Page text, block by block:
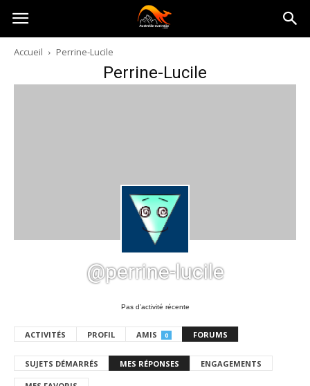
Australia-
australie.com
Accueil Perrine-Lucile
Perrine-Lucile
@perrine-lucile
Pas d’activité récente
ACTIVITÉS PROFIL AMIS 0 FORUMS
SUJETS DÉMARRÉS MES RÉPONSES ENGAGEMENTS